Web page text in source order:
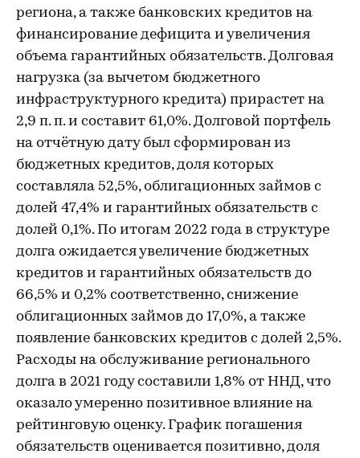
региона, а также банковских кредитов на
финансирование дефицита и увеличения
объема гарантийных обязательств. Долговая
нагрузка (за вычетом бюджетного
инфраструктурного кредита) прирастет на
2,9 п. п. и составит 61,0%. Долговой портфель
на отчётную дату был сформирован из
бюджетных кредитов, доля которых
составляла 52,5%, облигационных займов с
долей 47,4% и гарантийных обязательств с
долей 0,1%. По итогам 2022 года в структуре
долга ожидается увеличение бюджетных
кредитов и гарантийных обязательств до
66,5% и 0,2% соответственно, снижение
облигационных займов до 17,0%, а также
появление банковских кредитов с долей 2,5%.
Расходы на обслуживание регионального
долга в 2021 году составили 1,8% от ННД, что
оказало умеренно позитивное влияние на
рейтинговую оценку. График погашения
обязательств оценивается позитивно, доля